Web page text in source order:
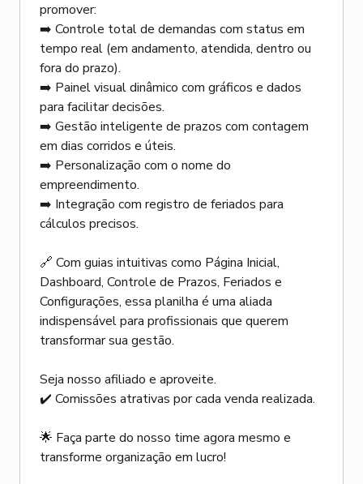
promover:
➡️ Controle total de demandas com status em
tempo real (em andamento, atendida, dentro ou
fora do prazo).
➡️ Painel visual dinâmico com gráficos e dados
para facilitar decisões.
➡️ Gestão inteligente de prazos com contagem
em dias corridos e úteis.
➡️ Personalização com o nome do
empreendimento.
➡️ Integração com registro de feriados para
cálculos precisos.
🔗 Com guias intuitivas como Página Inicial,
Dashboard, Controle de Prazos, Feriados e
Configurações, essa planilha é uma aliada
indispensável para profissionais que querem
transformar sua gestão.
Seja nosso afiliado e aproveite.
✔️ Comissões atrativas por cada venda realizada.
🌟 Faça parte do nosso time agora mesmo e
transforme organização em lucro!